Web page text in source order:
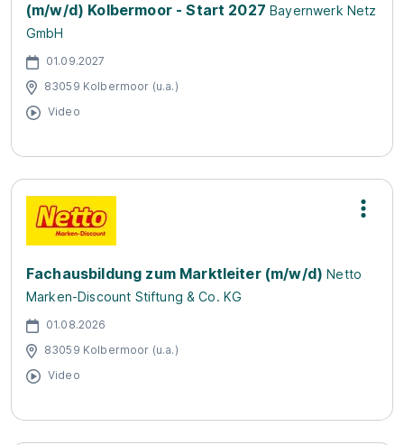
(m/w/d) Kolbermoor - Start 2027 Bayernwerk Netz
GmbH
01.09.2027
83059 Kolbermoor (u.a.)
Video
Fachausbildung zum Marktleiter (m/w/d) Netto
Marken-Discount Stiftung & Co. KG
01.08.2026
83059 Kolbermoor (u.a.)
Video